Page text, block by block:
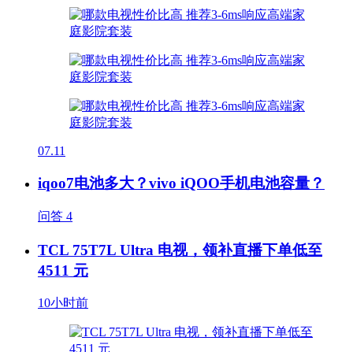
07.11
iqoo7电池多大？vivo iQOO手机电池容量？
问答 4
TCL 75T7L Ultra 电视，领补直播下单低至
4511 元
10小时前